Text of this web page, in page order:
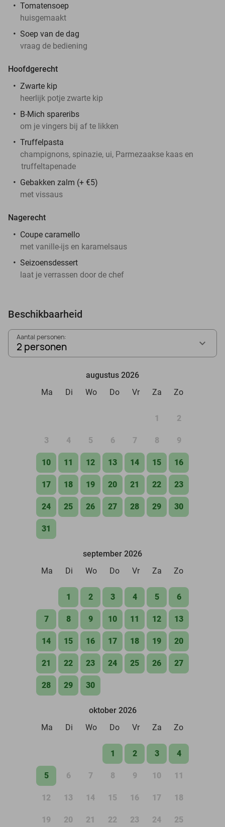
Tomatensoep
huisgemaakt
Soep van de dag
vraag de bediening
Hoofdgerecht
Zwarte kip
heerlijk potje zwarte kip
B-Mich spareribs
om je vingers bij af te likken
Truffelpasta
champignons, spinazie, ui, Parmezaakse kaas en
truffeltapenade
Gebakken zalm (+ €5)
met vissaus
Nagerecht
Coupe caramello
met vanille-ijs en karamelsaus
Seizoensdessert
laat je verrassen door de chef
Beschikbaarheid
Aantal personen:
2 personen
augustus 2026
Ma
Di Wo Do Vr Za Zo
1 2
3 4 5 6 7 8 9
10 11 12 13 14 15 16
17 18 19 20 21 22 23
24 25 26 27 28 29 30
31
september 2026
Ma
Di Wo Do Vr Za Zo
1 2 3 4 5 6
7 8 9 10 11 12 13
14 15 16 17 18 19 20
21 22 23 24 25 26 27
28 29 30
oktober 2026
Ma
Di Wo Do Vr Za Zo
1 2 3 4
5 6 7 8 9 10 11
12 13 14 15 16 17 18
19 20 21 22 23 24 25